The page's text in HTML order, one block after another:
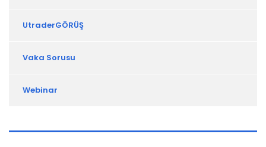
UtraderGÖRÜŞ
Vaka Sorusu
Webinar